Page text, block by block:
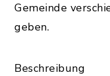
Gemeinde
geben.
Beschreibung